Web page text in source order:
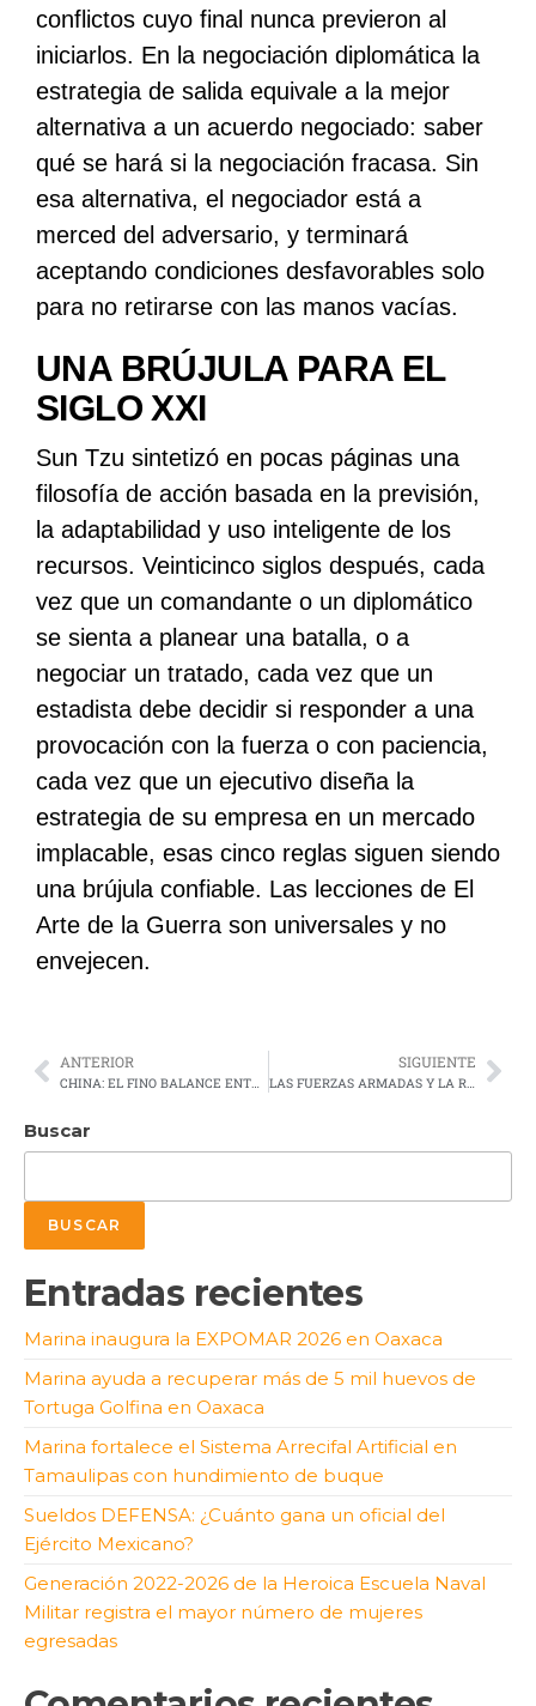
conflictos cuyo final nunca previeron al
iniciarlos. En la negociación diplomática la
estrategia de salida equivale a la mejor
alternativa a un acuerdo negociado: saber
qué se hará si la negociación fracasa. Sin
esa alternativa, el negociador está a
merced del adversario, y terminará
aceptando condiciones desfavorables solo
para no retirarse con las manos vacías.
UNA BRÚJULA PARA EL
SIGLO XXI
Sun Tzu sintetizó en pocas páginas una
filosofía de acción basada en la previsión,
la adaptabilidad y uso inteligente de los
recursos. Veinticinco siglos después, cada
vez que un comandante o un diplomático
se sienta a planear una batalla, o a
negociar un tratado, cada vez que un
estadista debe decidir si responder a una
provocación con la fuerza o con paciencia,
cada vez que un ejecutivo diseña la
estrategia de su empresa en un mercado
implacable, esas cinco reglas siguen siendo
una brújula confiable. Las lecciones de El
Arte de la Guerra son universales y no
envejecen.
ANTERIOR SIGUIENTE
LAS FUERZAS ARMADAS Y LA RAZÓN DE GÉNERO
Buscar
BUSCAR
Entradas recientes
Marina inaugura la EXPOMAR 2026 en Oaxaca
Marina ayuda a recuperar más de 5 mil huevos de
Tortuga Golfina en Oaxaca
Marina fortalece el Sistema Arrecifal Artificial en
Tamaulipas con hundimiento de buque
Sueldos DEFENSA: ¿Cuánto gana un oficial del
Ejército Mexicano?
Generación 2022-2026 de la Heroica Escuela Naval
Militar registra el mayor número de mujeres
egresadas